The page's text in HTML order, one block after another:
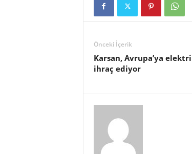
Önceki İçerik
Karsan, Avrupa’ya
ihraç ediyor